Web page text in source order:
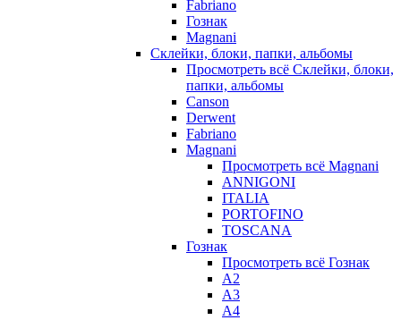
Fabriano
Гознак
Magnani
Склейки, блоки, папки, альбомы
Просмотреть всё Склейки, блоки,
папки, альбомы
Canson
Derwent
Fabriano
Magnani
Просмотреть всё Magnani
ANNIGONI
ITALIA
PORTOFINO
TOSCANA
Гознак
Просмотреть всё Гознак
А2
А3
А4